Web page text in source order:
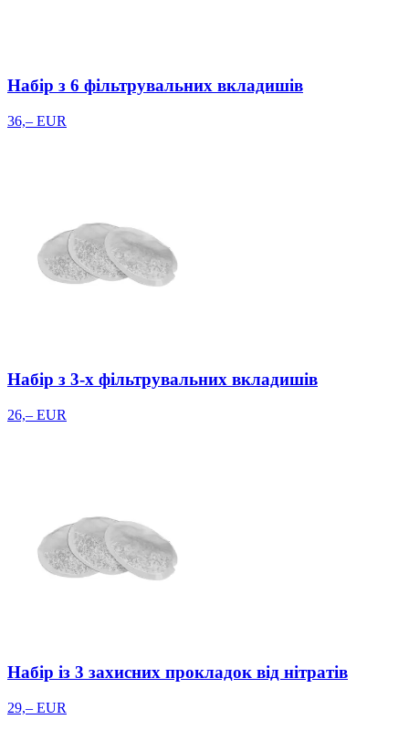
Набір з 6 фільтрувальних вкладишів
36,– EUR
Набір з 3-х фільтрувальних вкладишів
26,– EUR
Набір із 3 захисних прокладок від нітратів
29,– EUR